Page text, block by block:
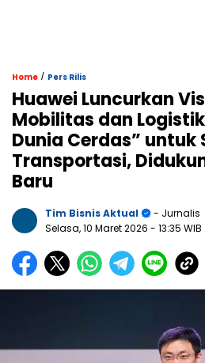
Home / Pers Rilis
Huawei Luncurkan
Mobilitas dan
Dunia Cerdas” untuk
Transportasi,
Baru
Tim Bisnis Aktual
- Jurnalis
Selasa, 10 Maret 2026 - 13:35 WIB